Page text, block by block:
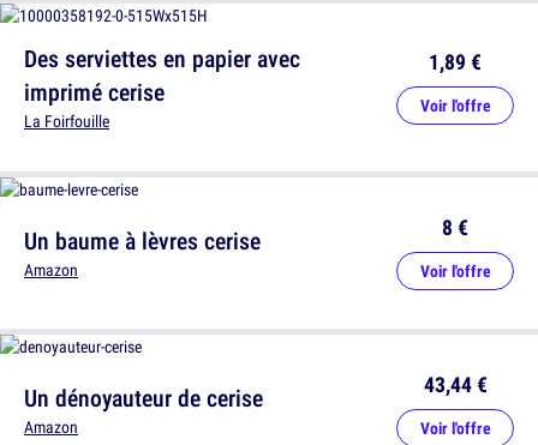
Un baume à lèvres cerise
Amazon
8 €
Voir l'offre
Des serviettes en papier avec
imprimé cerise
La Foirfouille
1,89 €
Voir l'offre
Un dénoyauteur de cerise
Amazon
43,44 €
Voir l'offre